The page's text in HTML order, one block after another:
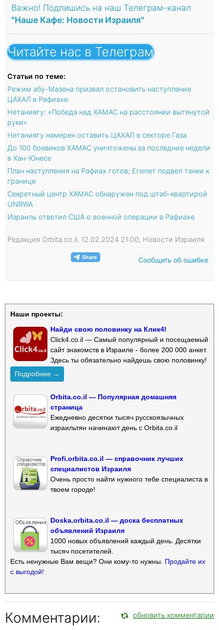
Важно! Подпишись на наш Телеграм-канал
"Наше Кафе: Новости Израиля"
Читайте нас в Телеграм
Статьи по теме:
Режим абу-Мазена призвал остановить наступление
ЦАХАЛ в Рафиахе
Нетаниягу: «Победа над ХАМАС на расстоянии вытянутой
руки»
Нетаниягу намерен оставить ЦАХАЛ в секторе Газа
До 100 боевиков ХАМАС уничтожены за последние недели
в Хан-Юнесе
План наступления на Рафиах готов; Египет подвел танки к
границе
Секретный центр ХАМАС обнаружен под штаб-квартирой
UNRWA
Израиль ответил США о военной операции в Рафиахе
Редакция Orbita.co.il, 12.02.2024 21:00, Новости Израиля
Сообщить об ошибке
Наши проекты:
Найди свою половинку на Клик4!
Click4.co.il — Самый популярный и посещаемый
сайт знакомств в Израиле - более 200 000 анкет.
Здесь ты обязательно найдешь свою половинку!
Подробнее →
Orbita.co.il — Популярная домашняя
страница
Ежедневно десятки тысяч русскоязычных
израильтян начинают день с Orbita.co.il
Profi.orbita.co.il — справочник лучших
специалистов Израиля
Очень просто найти нужного тебе специалиста в
твоем городе!
Doska.orbita.co.il — доска бесплатных
объявлений Израиля
1000 новых объявлений каждый день. Десятки
тысяч посетителей.
Есть ненужные Вам вещи? Они кому-то нужны. Продайте их
с выгодой!
Комментарии: обновить комментарии